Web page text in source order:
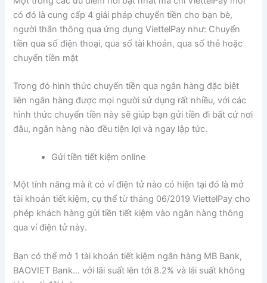
có đó là cung cấp 4 giải pháp chuyển tiền cho bạn bè,
người thân thông qua ứng dụng ViettelPay như: Chuyển
tiền qua số điện thoại, qua số tài khoản, qua số thẻ hoặc
chuyển tiền mặt
Trong đó hình thức chuyển tiền qua ngân hàng đặc biệt
liên ngân hàng được mọi người sử dụng rất nhiều, với các
hình thức chuyển tiền này sẽ giúp bạn gửi tiền đi bất cứ nơi
đâu, ngân hàng nào đều tiện lợi và ngay lập tức.
Gửi tiền tiết kiệm online
Một tính năng mà ít có ví điện tử nào có hiện tại đó là mở
tài khoản tiết kiệm, cụ thể từ tháng 06/2019 ViettelPay cho
phép khách hàng gửi tiền tiết kiệm vào ngân hàng thông
qua ví điện tử này.
Bạn có thể mở 1 tài khoản tiết kiệm ngân hàng MB Bank,
BAOVIET Bank… với lãi suất lên tới 8.2% và lái suất không